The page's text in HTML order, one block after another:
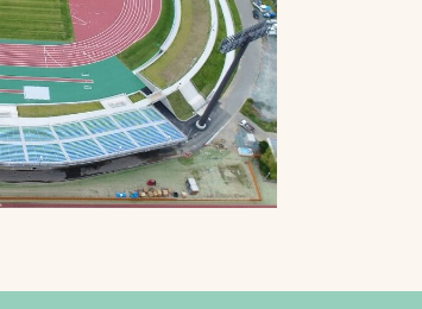
プライバシーポリシ
ー
ソーシャルメディア
ポリシー
検索